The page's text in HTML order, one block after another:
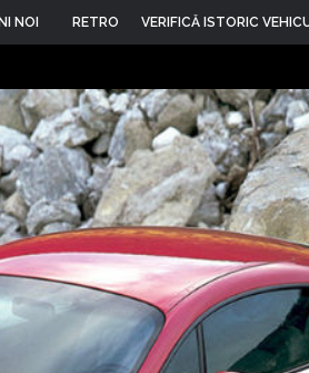
NOI RETRO VERIFICĂ ISTORIC